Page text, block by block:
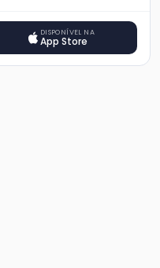
DISPONÍVEL NA
App Store